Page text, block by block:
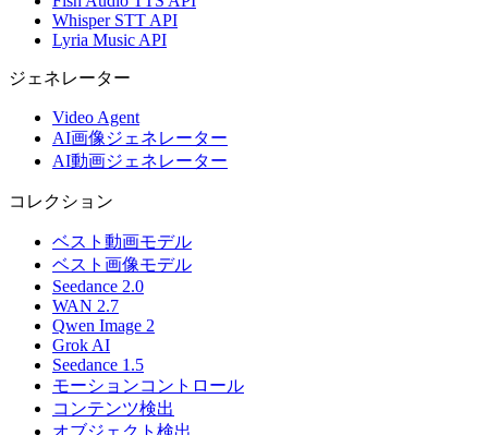
Whisper STT API
Lyria Music API
ジェネレーター
Video Agent
AI画像ジェネレーター
AI動画ジェネレーター
コレクション
ベスト動画モデル
ベスト画像モデル
Seedance 2.0
WAN 2.7
Qwen Image 2
Grok AI
Seedance 1.5
モーションコントロール
コンテンツ検出
オブジェクト検出